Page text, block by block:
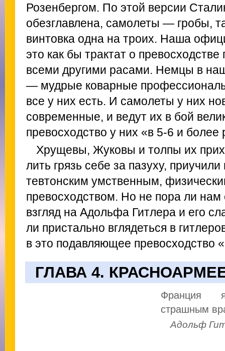
Розенбергом. По этой версии
обезглавлена, самолеты — гробы,
винтовка одна на троих. Наша
это как бы трактат о
всеми другими расами. Немцы в
— мудрые коварные
все у них есть. И самолеты у них
современные, и ведут их в бой
превосходство у них «в 5-6 и более
Хрущевы, Жуковы и толпы их
лить грязь себе за пазуху,
тевтонским умственным,
превосходством. Но не пора ли нам
взгляд на Адольфа Гитлера и его
ли пристально вглядеться в
в это подавляющее превосходство
ГЛАВА 4.
Франция
страшным
Адольф